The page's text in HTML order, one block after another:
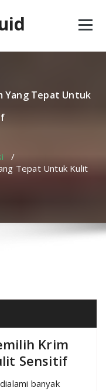
Yang Tepat Untuk
/
Tepat Untuk Kulit
Krim
Sensitif
banyak